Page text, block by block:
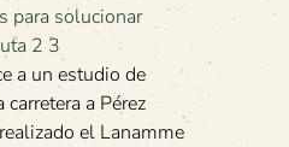
a un estudio de
a Pérez
el Lanamme